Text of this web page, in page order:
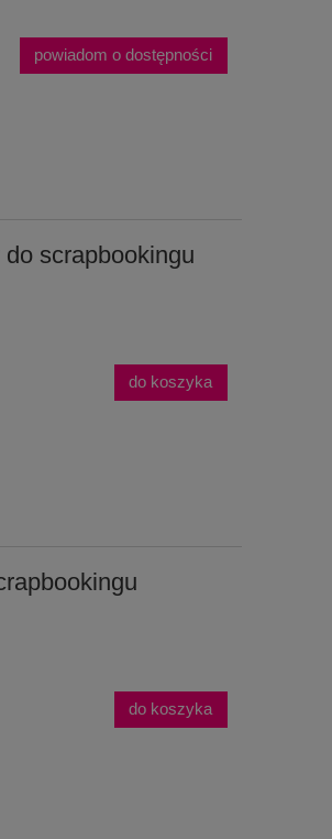
powiadom o dostępności
scrapbookingu
do koszyka
do koszyka